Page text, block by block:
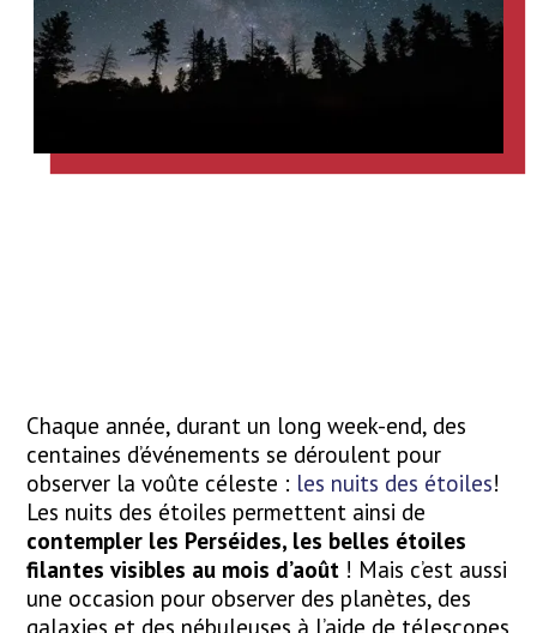
Chaque année, durant un long week-end, des
centaines d’événements se déroulent pour
observer la voûte céleste : les nuits des étoiles!
Les nuits des étoiles permettent ainsi de
contempler les Perséides, les belles étoiles
filantes visibles au mois d’août ! Mais c’est aussi
une occasion pour observer des planètes, des